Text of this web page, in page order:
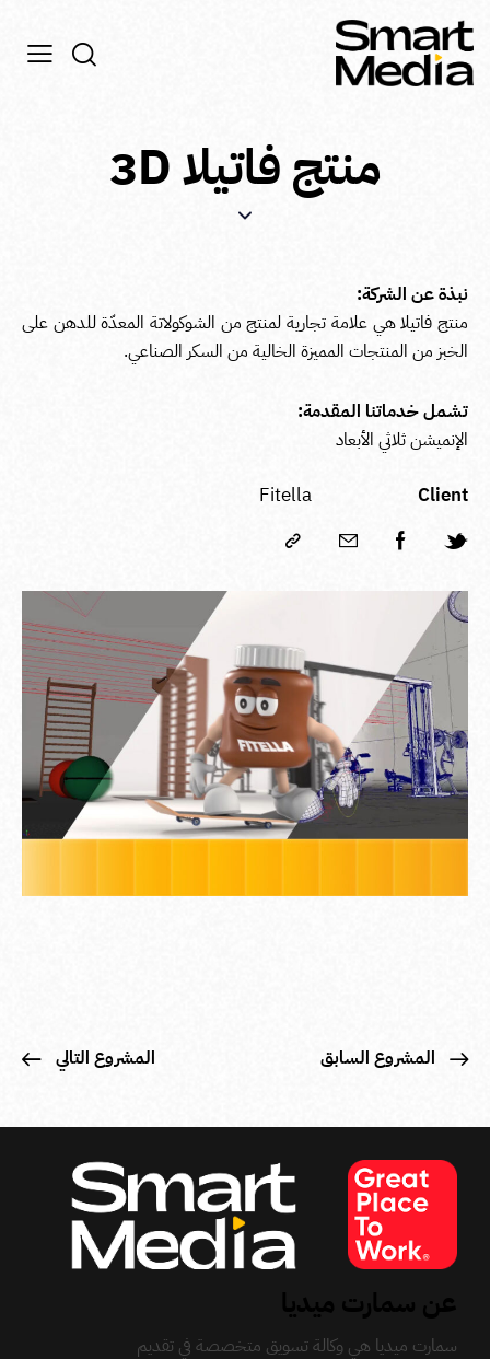
منتج فاتيلا 3D
نبذة عن الشركة:
منتج فاتيلا هي علامة تجارية لمنتج من الشوكولاتة المعدّة للدهن على
الخبز من المنتجات المميزة الخالية من السكر الصناعي.
تشمل خدماتنا المقدمة:
الإنميشن ثلاثي الأبعاد
Client
Fitella
المشروع السابق المشروع التالي
سمارت ميديا هي وكالة تسويق متخصصة في تقديم